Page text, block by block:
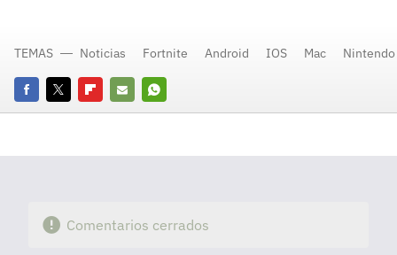
FacebookTwitterFlipboard
E-
Whatsapp
TEMAS Noticias Fortnite Android IOS Mac
Comentarios cerrados